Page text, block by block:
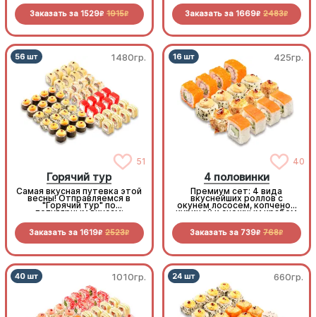
морепродукт. Лучшее
средство от креветочной
Заказать за 1529R 1915R
это по очень «вкусной»
цене.
Заказать за 1669R 2483R
1480гр.
51
Горячий тур
Самая вкусная путевка этой
весны! Отправляемся в
"Горячий тур" по
популярным вкусам:
хрустящий бекон, нежная
курочка и снежный краб.
для большой компании
Заказать за 1619R 2523R
425гр.
40
4 половинки
Премиум сет: 4 вида
вкуснейших роллов с
окунем лососем, копченой
курицей и снежным крабом
Заказать за 739R 768R
1010гр. 660гр.